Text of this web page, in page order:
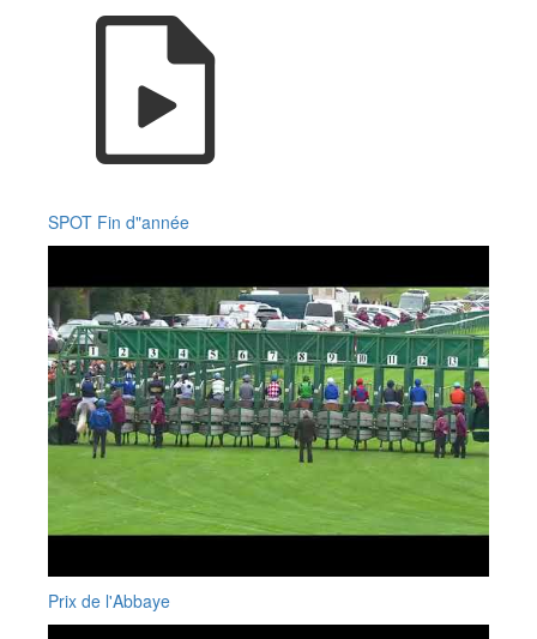
SPOT Fin d"année
Prix de l'Abbaye